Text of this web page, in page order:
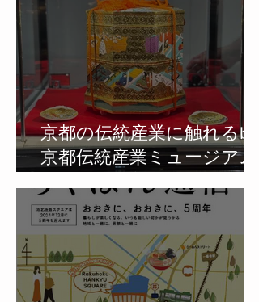
た
京都の伝統産業に触れるby
京都伝統産業ミュージアム